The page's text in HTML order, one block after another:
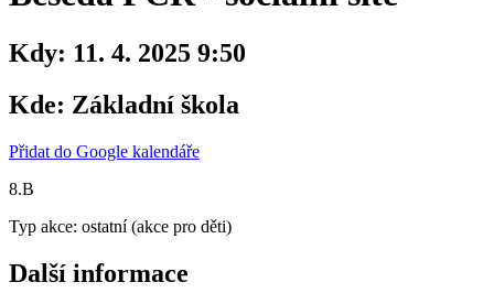
Kdy: 11. 4. 2025 9:50
Kde: Základní škola
Přidat do Google kalendáře
8.B
Typ akce: ostatní (akce pro děti)
Další informace